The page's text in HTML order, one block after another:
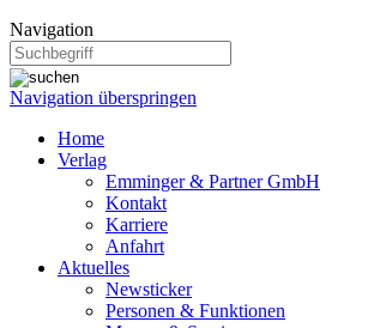
Navigation
Navigation überspringen
Home
Verlag
Emminger & Partner GmbH
Kontakt
Karriere
Anfahrt
Aktuelles
Newsticker
Personen & Funktionen